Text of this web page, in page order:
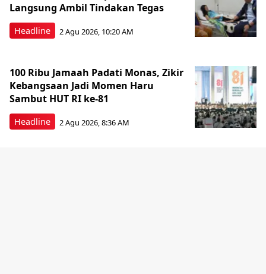
Headline
Langsung Ambil Tindakan Tegas
2 Agu 2026, 10:20 AM
Headline
100 Ribu Jamaah Padati Monas, Zikir
Kebangsaan Jadi Momen Haru
Sambut HUT RI ke-81
2 Agu 2026, 8:36 AM